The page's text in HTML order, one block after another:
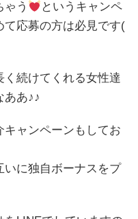
ゃう
というキャンペ
て応募の方は必見です(
続けてくれる女性達
ああ♪♪
キャンペーンもしてお
いに独自ボーナスをプ